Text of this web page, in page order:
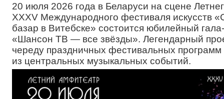
20 июля 2026 года в Беларуси на сцене
XXXV Международного фестиваля искусств
базар в Витебске» состоится юбилейный
«Шансон ТВ — все звёзды». Легендарный
череду праздничных фестивальных программ
из центральных музыкальных событий.